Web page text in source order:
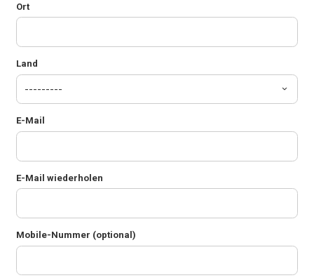
Ort
Land
E-Mail
E-Mail wiederholen
Mobile-Nummer (optional)